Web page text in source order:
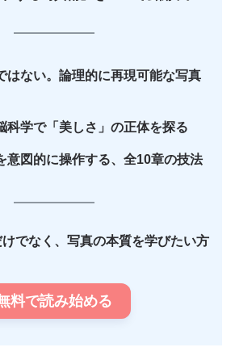
はない。論理的に再現可能な写真
科学で「美しさ」の正体を探る
意図的に操作する、全10章の技法
でなく、写真の本質を学びたい方
料で読み始める